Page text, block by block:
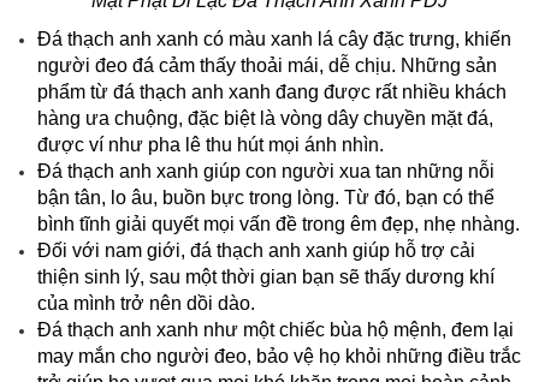
Đá thạch anh xanh có màu xanh lá cây đặc trưng, khiến
người đeo đá cảm thấy thoải mái, dễ chịu. Những sản
phẩm từ đá thạch anh xanh đang được rất nhiều khách
hàng ưa chuộng, đặc biệt là vòng dây chuyền mặt đá,
được ví như pha lê thu hút mọi ánh nhìn.
Đá thạch anh xanh giúp con người xua tan những nỗi
bận tân, lo âu, buồn bực trong lòng. Từ đó, bạn có thể
bình tĩnh giải quyết mọi vấn đề trong êm đẹp, nhẹ nhàng.
Đối với nam giới, đá thạch anh xanh giúp hỗ trợ cải
thiện sinh lý, sau một thời gian bạn sẽ thấy dương khí
của mình trở nên dồi dào.
Đá thạch anh xanh như một chiếc bùa hộ mệnh, đem lại
may mắn cho người đeo, bảo vệ họ khỏi những điều trắc